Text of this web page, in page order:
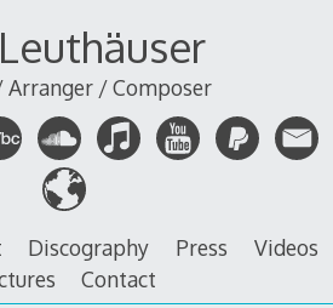
Arranger / Composer
Discography Press
Videos
Contact